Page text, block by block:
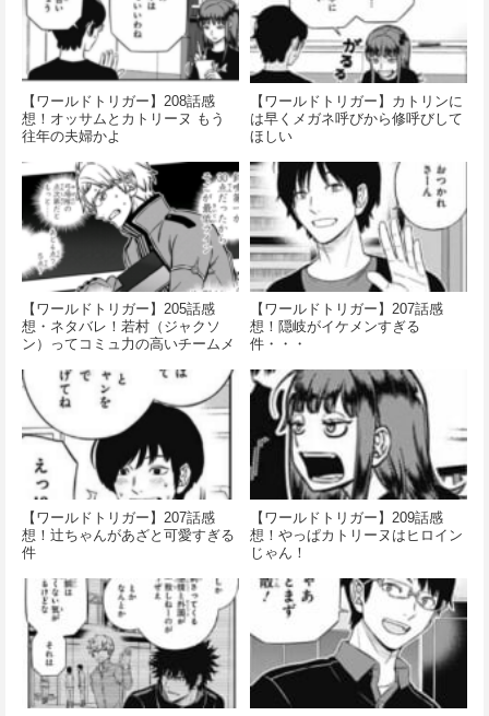
【ワールドトリガー】208話感
想！オッサムとカトリーヌ もう
往年の夫婦かよ
【ワールドトリガー】カトリンに
は早くメガネ呼びから修呼びして
ほしい
【ワールドトリガー】205話感
想・ネタバレ！若村（ジャクソ
ン）ってコミュ力の高いチームメ
【ワールドトリガー】207話感
想！隠岐がイケメンすぎる
件・・・
【ワールドトリガー】207話感
想！辻ちゃんがあざと可愛すぎる
件
【ワールドトリガー】209話感
想！やっぱカトリーヌはヒロイン
じゃん！